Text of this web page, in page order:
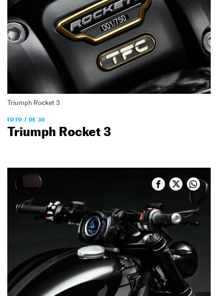
Triumph Rocket 3
FOTO 7 DE 30
Triumph Rocket 3